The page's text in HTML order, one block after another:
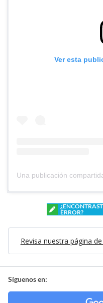
Ver esta
ERROR?
Revisa nuestra página
Síguenos en: